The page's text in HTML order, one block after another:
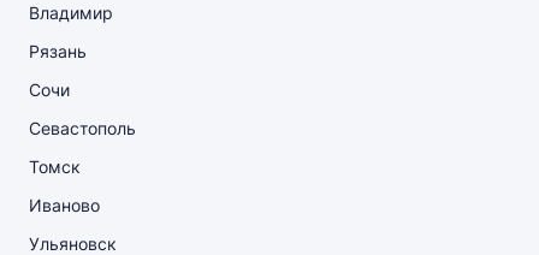
Владимир
Рязань
Сочи
Севастополь
Томск
Иваново
Ульяновск